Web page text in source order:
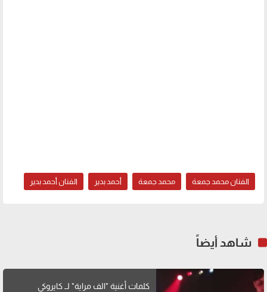
الفنان محمد جمعة محمد جمعة أحمد بدير الفنان أحمد بدير
شاهد أيضاً
كلمات أغنية "الف مراية" لــ كايروكي